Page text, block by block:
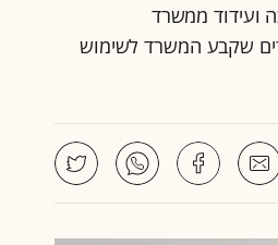
ועידוד ממשרד
שקבע המשרד לשימוש